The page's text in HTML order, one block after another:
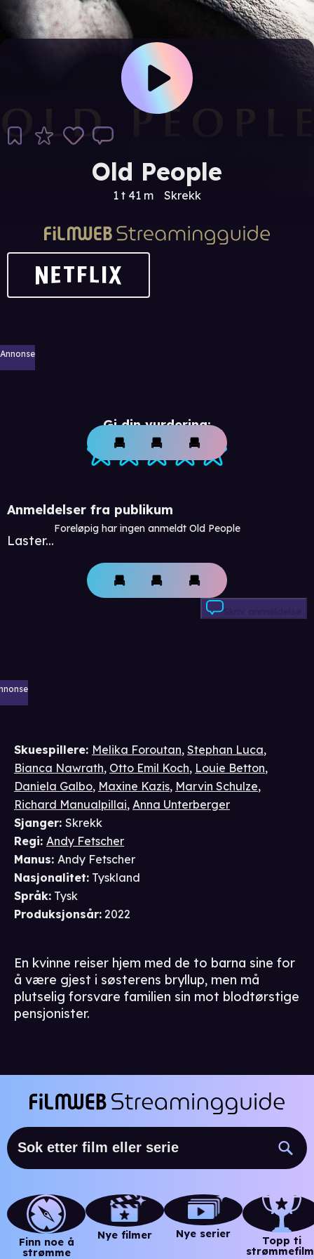
Old People
1 t 41 m Skrekk
Annonse
Gi din vurdering:
Anmeldelser fra publikum
Laster...
Foreløpig har ingen anmeldt Old People
Skriv anmeldelse
Skuespillere: Melika Foroutan, Stephan Luca,
Bianca Nawrath, Otto Emil Koch, Louie Betton,
Daniela Galbo, Maxine Kazis, Marvin Schulze,
Richard Manualpillai, Anna Unterberger
Sjanger: Skrekk
Regi: Andy Fetscher
Manus: Andy Fetscher
Nasjonalitet: Tyskland
Språk: Tysk
Produksjonsår: 2022
En kvinne reiser hjem med de to barna sine for
å være gjest i søsterens bryllup, men må
plutselig forsvare familien sin mot blodtørstige
pensjonister.
Finn noe å
strømme
Nye filmer Nye serier
Topp ti